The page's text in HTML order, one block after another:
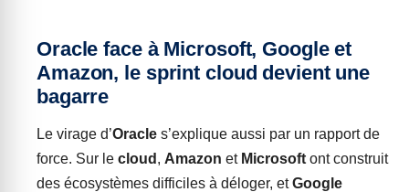
Oracle face à Microsoft, Google et
Amazon, le sprint cloud devient une
bagarre
Le virage d’Oracle s’explique aussi par un rapport de
force. Sur le cloud , Amazon et Microsoft ont construit
des écosystèmes difficiles à déloger, etGoogle